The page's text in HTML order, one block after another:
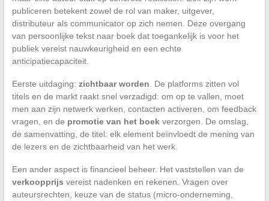
publiceren betekent zowel de rol van maker, uitgever,
distributeur als communicator op zich nemen. Deze overgang
van persoonlijke tekst naar boek dat toegankelijk is voor het
publiek vereist nauwkeurigheid en een echte
anticipatiecapaciteit.
Eerste uitdaging: zichtbaar worden . De platforms zitten vol
titels en de markt raakt snel verzadigd: om op te vallen, moet
men aan zijn netwerk werken, contacten activeren, om feedback
vragen, en de promotie van het boekverzorgen. De omslag,
de samenvatting, de titel: elk element beïnvloedt de mening van
de lezers en de zichtbaarheid van het werk.
Een ander aspect is financieel beheer. Het vaststellen van de
verkoopprijs vereist nadenken en rekenen. Vragen over
auteursrechten, keuze van de status (micro-onderneming,